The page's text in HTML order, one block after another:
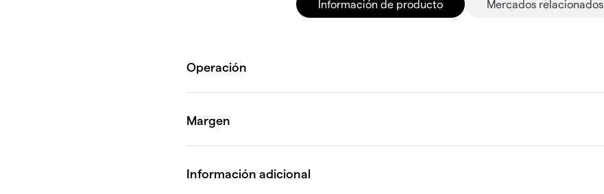
Información de producto Mercados relacionados